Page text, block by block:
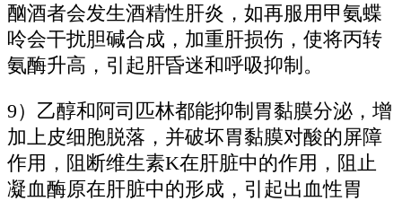
酗酒者会发生酒精性肝炎，如再服用甲氨蝶
呤会干扰胆碱合成，加重肝损伤，使将丙转
氨酶升高，引起肝昏迷和呼吸抑制。
9）乙醇和阿司匹林都能抑制胃黏膜分泌，增
加上皮细胞脱落，并破坏胃黏膜对酸的屏障
作用，阻断维生素K在肝脏中的作用，阻止
凝血酶原在肝脏中的形成，引起出血性胃